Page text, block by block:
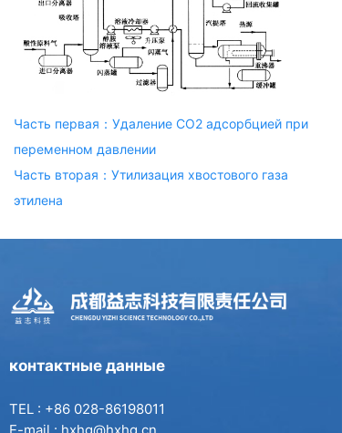
Часть первая：Удаление СО2 адсорбцией при
переменном давлении
Часть вторая：Утилизация хвостового газа
этилена
контактные данные
TEL : +86 028-86198011